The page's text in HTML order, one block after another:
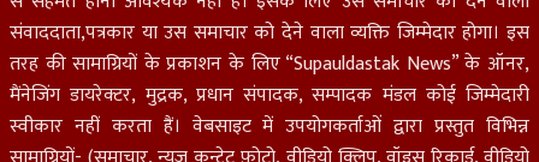
संवाददाता,पत्रकार या उस समाचार को देने वाला व्यक्ति जिम्मेदार होगा। इस
तरह की सामाग्रियों के प्रकाशन के लिए “Supauldastak News” के ऑनर,
मैंनेजिंग डायरेक्टर, मुद्रक, प्रधान संपादक, सम्पादक मंडल कोई जिम्मेदारी
स्वीकार नहीं करता हैं। वेबसाइट में उपयोगकर्ताओं द्वारा प्रस्तुत विभिन्न